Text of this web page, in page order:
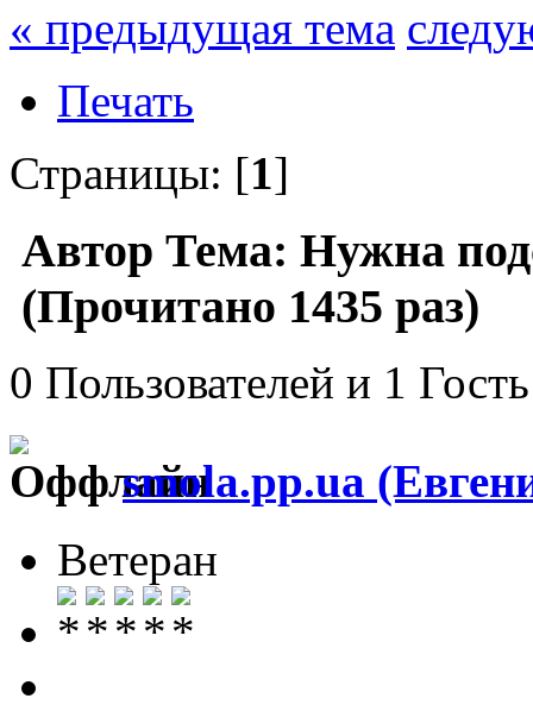
« предыдущая тема
Печать
Страницы: [1]
Автор Тема: Нужна
(Прочитано 1435 раз)
0 Пользователей и 1
smola.pp.ua
Ветеран